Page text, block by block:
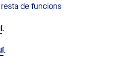
de funcions
.
.